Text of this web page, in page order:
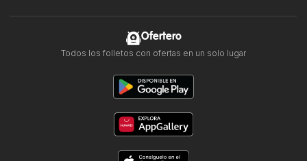
Ofertero
Todos los folletos con ofertas en un solo lugar